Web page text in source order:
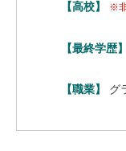
【高校】 ※
【最終学歴】
【職業】 グ